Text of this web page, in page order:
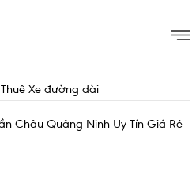
Thuê Xe đường dài